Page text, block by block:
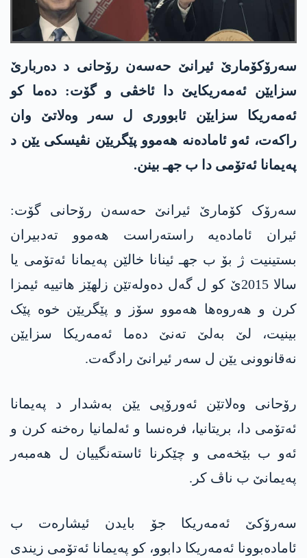
سەرۆکۆمارێ ئیرانێ حەسەن رۆحانی د دەربارێ
سزایێن ئه‌مه‌ریكایێ دا ئاخڤی و گۆت: دەما کو
ئه‌مه‌ریكا سزایێن ئابووری ل سەر وەلاتێ وان
راکەت، ئەو ئامادەنە ھەموو پێگریێن نڤیسکی یێن د
پەیمانا ئه‌تۆمی دا ب جهـ بینن.
سەرۆک كۆمارێ ئیرانێ حەسەن رۆحانی گۆت:
ئیران ئامادەیە راستەراست ھەموو تەدبیران
بستینیت ژ بۆ ب جهـ ئینانا خالێن پەیمانا ئه‌تۆمی یا
سالا 2015ێ كو ل گه‌ل ده‌وله‌تێن زلهێز هاتییه‌ ئیمزا
كرن و هه‌روه‌ها ھەموو سۆز و پێگریێن خوە پێک
بینیت، لێ به‌لێ تەنێ دەما ئه‌مه‌ریكا سزایێن
نەقانوونی یێن ل سه‌ر ئیرانێ رادگه‌ت.
رۆحانی وەلاتێن ئەورۆپی یێن بەشدار د پەیمانا
ئه‌تۆمی دا، بریتانیا، فره‌نسا و ئه‌لمانیا رەخنە کرن و
ئەو ب بێخەمی و چێكرنا ئاستەنگییان ل ھەمبەر
په‌یمانێ ب ناڤ کر.
سەرۆکێ ئه‌مه‌ریكا جۆ بایدن ئیشارەت ب
ئامادەبوونا ئه‌مه‌ریكا دابوو، کو پەیمانا ئه‌تۆمی زیندی